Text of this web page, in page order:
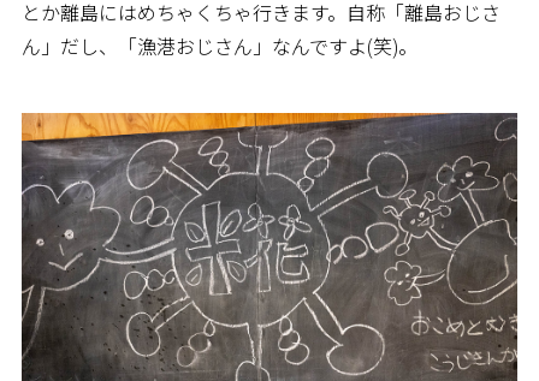
とか離島にはめちゃくちゃ行きます。自称「離島おじさ
ん」だし、「漁港おじさん」なんですよ(笑)。